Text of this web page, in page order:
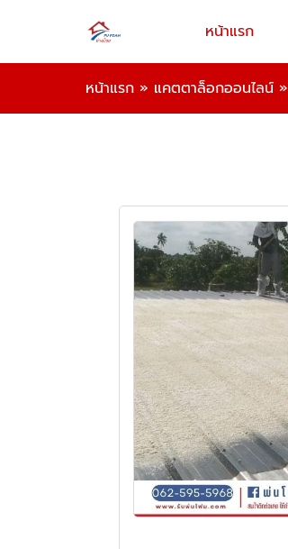
หน้าแรก
หน้าแรก » แคตตาล็อกออนไลน์ »